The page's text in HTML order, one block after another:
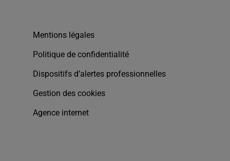
Mentions légales
Politique de confidentialité
Dispositifs d’alertes professionnelles
Gestion des cookies
Agence internet